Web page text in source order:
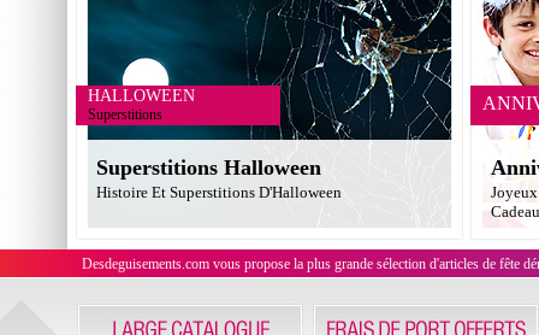
HALLOWEEN
Superstitions
Superstitions Halloween
Histoire Et Superstitions D'Halloween
Desdeguisements.com vous propose la plus grande sélection d'articles de fête